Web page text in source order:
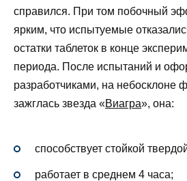
справился. При том побочный
ярким, что испытуемые
остатки таблеток в конце
периода. После испытаний и
разработчиками, на небосклоне
зажглась звезда «Виагра», она:
способствует стойкой
работает в среднем 4 часа;